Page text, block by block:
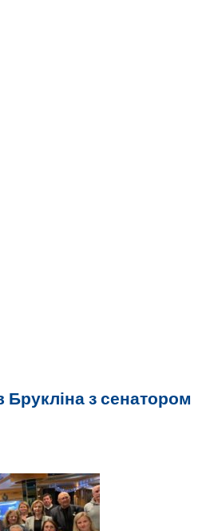
Брукліна з сенатором